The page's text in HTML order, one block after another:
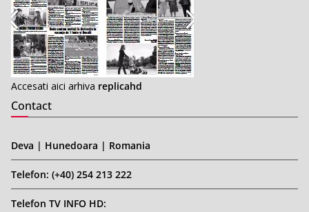
Accesati aici arhiva replicahd
Contact
Deva | Hunedoara | Romania
Telefon: (+40) 254 213 222
Telefon TV INFO HD: